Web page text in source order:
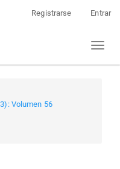
Registrarse Entrar
Toggle
Volumen 56